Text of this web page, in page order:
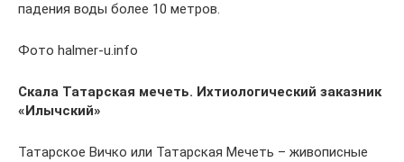
падения воды более 10 метров.
Фото halmer-u.info
Скала Татарская мечеть. Ихтиологический заказник
«Илычский»
Татарское Вичко или Татарская Мечеть – живописные